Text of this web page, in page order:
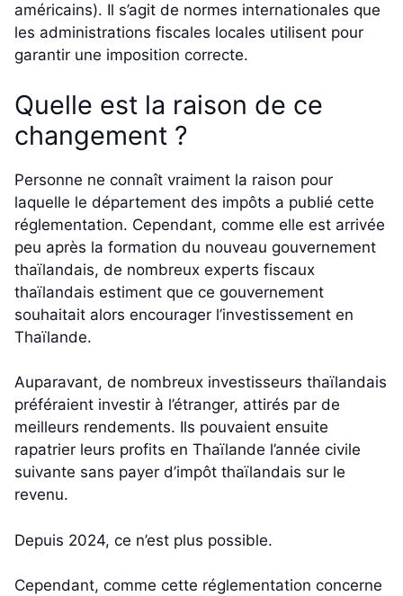
américains). Il s’agit de normes internationales que
les administrations fiscales locales utilisent pour
garantir une imposition correcte.
Quelle est la raison de ce
changement ?
Personne ne connaît vraiment la raison pour
laquelle le département des impôts a publié cette
réglementation. Cependant, comme elle est arrivée
peu après la formation du nouveau gouvernement
thaïlandais, de nombreux experts fiscaux
thaïlandais estiment que ce gouvernement
souhaitait alors encourager l’investissement en
Thaïlande.
Auparavant, de nombreux investisseurs thaïlandais
préféraient investir à l’étranger, attirés par de
meilleurs rendements. Ils pouvaient ensuite
rapatrier leurs profits en Thaïlande l’année civile
suivante sans payer d’impôt thaïlandais sur le
revenu.
Depuis 2024, ce n’est plus possible.
Cependant, comme cette réglementation concerne